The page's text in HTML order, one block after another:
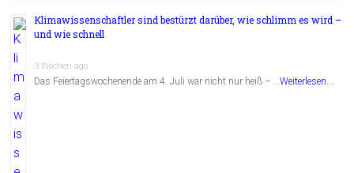
Klimawissenschaftler sind bestürzt darüber, wie schlimm es wird –
und wie schnell
3 Wochen ago
Das Feiertagswochenende am 4. Juli war nicht nur heiß – …Weiterlesen...